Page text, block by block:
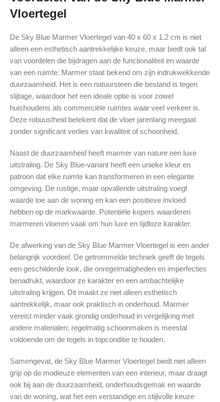
Vloertegel
De Sky Blue Marmer Vloertegel van 40 x 60 x 1.2 cm is niet
alleen een esthetisch aantrekkelijke keuze, maar biedt ook tal
van voordelen die bijdragen aan de functionaliteit en waarde
van een ruimte. Marmer staat bekend om zijn indrukwekkende
duurzaamheid. Het is een natuursteen die bestand is tegen
slijtage, waardoor het een ideale optie is voor zowel
huishoudens als commerciële ruimtes waar veel verkeer is.
Deze robuustheid betekent dat de vloer jarenlang meegaat
zonder significant verlies van kwaliteit of schoonheid.
Naast de duurzaamheid heeft marmer van nature een luxe
uitstraling. De Sky Blue-variant heeft een unieke kleur en
patroon dat elke ruimte kan transformeren in een elegante
omgeving. De rustige, maar opvallende uitstraling voegt
waarde toe aan de woning en kan een positieve invloed
hebben op de markwaarde. Potentiële kopers waarderen
marmeren vloeren vaak om hun luxe en tijdloze karakter.
De afwerking van de Sky Blue Marmer Vloertegel is een ander
belangrijk voordeel. De getrommelde techniek geeft de tegels
een geschilderde look, die onregelmatigheden en imperfecties
benadrukt, waardoor ze karakter en een ambachtelijke
uitstraling krijgen. Dit maakt ze niet alleen esthetisch
aantrekkelijk, maar ook praktisch in onderhoud. Marmer
vereist minder vaak grondig onderhoud in vergelijking met
andere materialen; regelmatig schoonmaken is meestal
voldoende om de tegels in topconditie te houden.
Samengevat, de Sky Blue Marmer Vloertegel biedt niet alleen
grip op de modieuze elementen van een interieur, maar draagt
ook bij aan de duurzaamheid, onderhoudsgemak en waarde
van de woning, wat het een verstandige en stijlvolle keuze